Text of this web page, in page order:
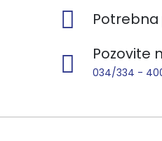
Pozovite
034/334 -